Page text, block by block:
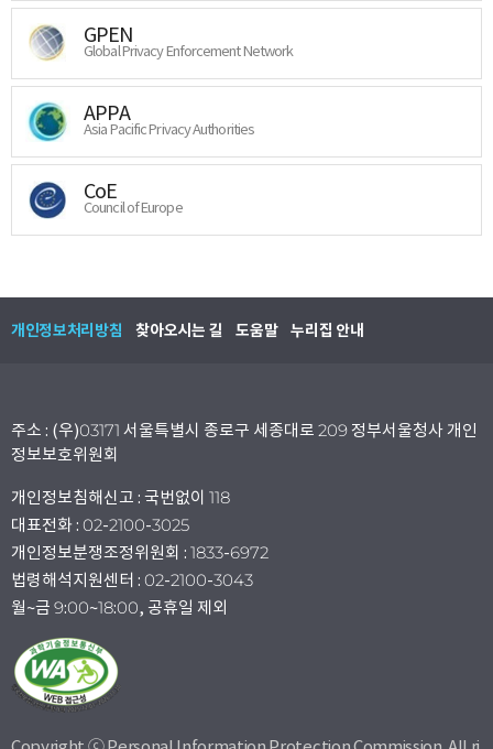
GPEN
Global Privacy Enforcement Network
APPA
Asia Pacific Privacy Authorities
CoE
Council of Europe
개인정보처리방침 찾아오시는 길 도움말 누리집 안내
주소 : (우)03171 서울특별시 종로구 세종대로 209 정부서울청사 개인
정보보호위원회
개인정보침해신고 : 국번없이 118
대표전화 : 02-2100-3025
개인정보분쟁조정위원회 : 1833-6972
법령해석지원센터 : 02-2100-3043
월~금 9:00~18:00, 공휴일 제외